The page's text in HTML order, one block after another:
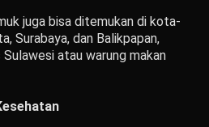
juga bisa ditemukan di kota-
Surabaya, dan Balikpapan,
atau warung makan